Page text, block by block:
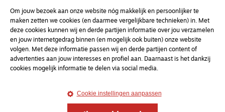
Kvk-nummer 33277063
NL46 INGB 0117 5827 86
info@onderwegonline.nl
Om jouw bezoek aan onze website nóg makkelijk en persoonlijker te
maken zetten we cookies (en daarmee vergelijkbare technieken) in. Met
deze cookies kunnen wij en derde partijen informatie over jou verzamelen
en jouw internetgedrag binnen (en mogelijk ook buiten) onze website
volgen. Met deze informatie passen wij en derde partijen content of
advertenties aan jouw interesses en profiel aan. Daarnaast is het dankzij
cookies mogelijk informatie te delen via social media.
Cookie instellingen aanpassen